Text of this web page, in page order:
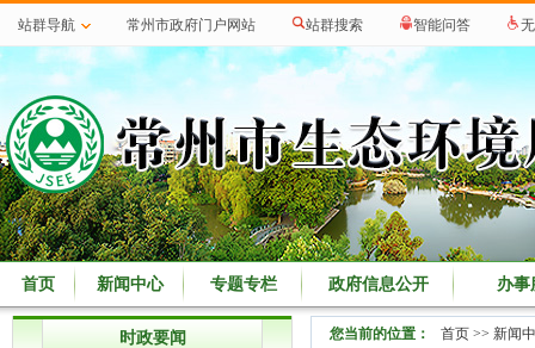
站群导航 常州市政府门户网站 站群搜索 智能问答
首页 新闻中心 专题专栏 政府信息公开 办事
时政要闻 您当前的位置： 首页 >> 新闻